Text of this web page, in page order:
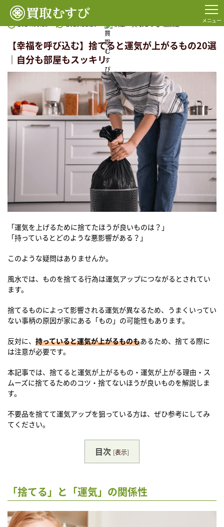
メニュー
TOP コラム一覧 【幸福を呼び込む】捨てると運気が上がるもの20選｜自分も部屋もス
2024.08.19 2025.11.26 執筆：買取むすび 編集部
【幸福を呼び込む】捨てると運気が上がるもの20選
｜自分も部屋もスッキリ
「運気を上げるために捨てたほうが良いものは？」
「持っているとどのような悪影響がある？」
このような疑問はありませんか。
風水では、ものを捨てる行為は運気アップにつながるとされてい
ます。
捨てるものによって影響される運気が異なるため、うまくいってい
ない事柄の原因が家にある「もの」の可能性もあります。
反対に、 持っていると運気が上がるものもあるため、捨てる際に
は注意が必要です。
本記事では、捨てると運気が上がるもの・運気が上がる理由・ス
ムーズに捨てるためのコツ・捨てないほうが良いものを解説しま
す。
不要品を捨てて運気アップを狙っている方は、ぜひ参考にしてみ
てください。
目次 [表示]
「捨てる」と「運気」の関係性